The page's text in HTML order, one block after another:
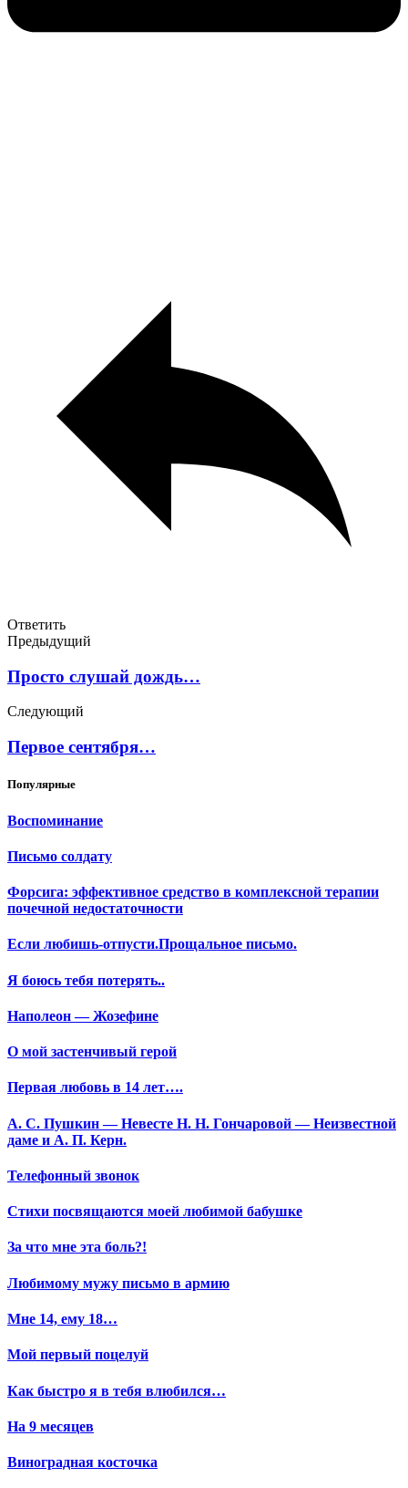
Ответить
Предыдущий
Просто слушай дождь…
Следующий
Первое сентября…
Популярные
Воспоминание
Письмо солдату
Форсига: эффективное средство в комплексной терапии
почечной недостаточности
Если любишь-отпусти.Прощальное письмо.
Я боюсь тебя потерять..
Наполеон — Жозефине
О мой застенчивый герой
Первая любовь в 14 лет….
А. С. Пушкин — Невесте Н. Н. Гончаровой — Неизвестной
даме и А. П. Керн.
Телефонный звонок
Стихи посвящаются моей любимой бабушке
За что мне эта боль?!
Любимому мужу письмо в армию
Мне 14, ему 18…
Мой первый поцелуй
Как быстро я в тебя влюбился…
На 9 месяцев
Виноградная косточка